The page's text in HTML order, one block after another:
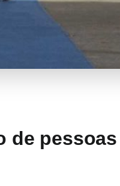
de pessoas